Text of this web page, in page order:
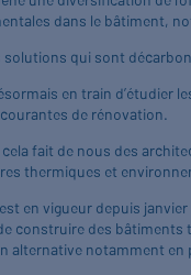
dans le bâtiment,
solutions qui sont
en train d’étudier
de rénovation.
cela fait de nous des
thermiques et
en vigueur depuis
construire des bâtiments
alternative notamment en